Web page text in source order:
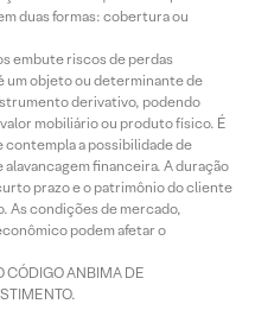
duas formas: cobertura ou
embute riscos de perdas
um objeto ou determinante de
derivativo, podendo
mobiliário ou produto físico. É
a possibilidade de
financeira. A duração
prazo e o patrimônio do cliente
As condições de mercado,
podem afetar o
CÓDIGO ANBIMA DE